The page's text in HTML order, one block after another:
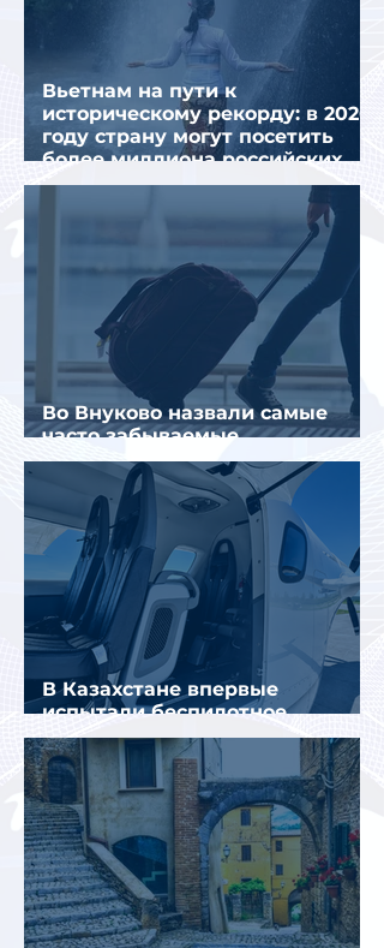
Вьетнам на пути к
историческому рекорду: в 2026
году страну могут посетить
более миллиона российских
туристов
Во Внуково назвали самые
часто забываемые
пассажирами вещи
В Казахстане впервые
испытали беспилотное
аэротакси с пассажирами